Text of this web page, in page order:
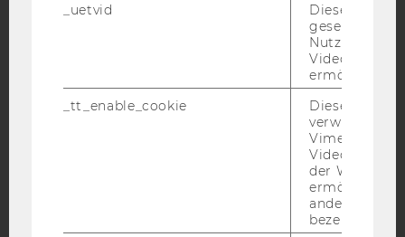
Blog
Bluesky
_uetvid
Dieses
gesetzt, um
Nutzung des
Videoplayers
ermöglichen
_tt_enable_cookie
Dieses
verwendet,
Vimeo-
der WU-
ermöglichen
andere nicht
bezeichnete